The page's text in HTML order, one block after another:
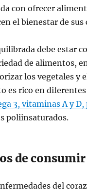
con ofrecer
el bienestar de sus
debe estar
de alimentos,
los vegetales y
es rico en
3, vitaminas A y
poliinsaturados.
de consumir
del